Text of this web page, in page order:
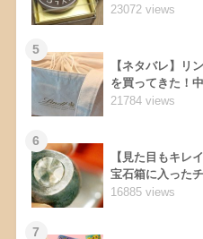
23072 views
5
【ネタバレ】リ
を買ってきた！
21784 views
6
【見た目もキレ
宝石箱に入った
16885 views
7